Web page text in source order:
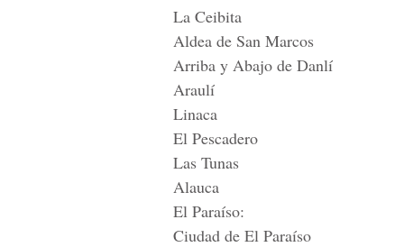
La Ceibita
Aldea de San Marcos
Arriba y Abajo de Danlí
Araulí
Linaca
El Pescadero
Las Tunas
Alauca
El Paraíso:
Ciudad de El Paraíso